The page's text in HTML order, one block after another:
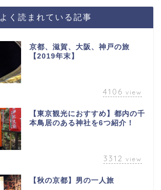
よく読まれている記事
京都、滋賀、大阪、神戸の旅
【2019年末】
4106 view
【東京観光におすすめ】都内の千
本鳥居のある神社を6つ紹介！
3312 view
【秋の京都】男の一人旅